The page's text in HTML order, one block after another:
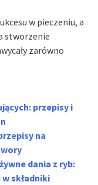
w pieczeniu, a
stworzenie
zarówno
przepisy i
na
dania z ryb:
składniki